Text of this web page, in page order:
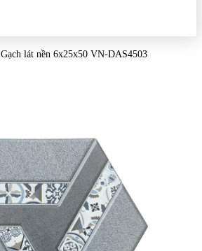
Gạch lát nền 6x25x50 VN-DAS4503